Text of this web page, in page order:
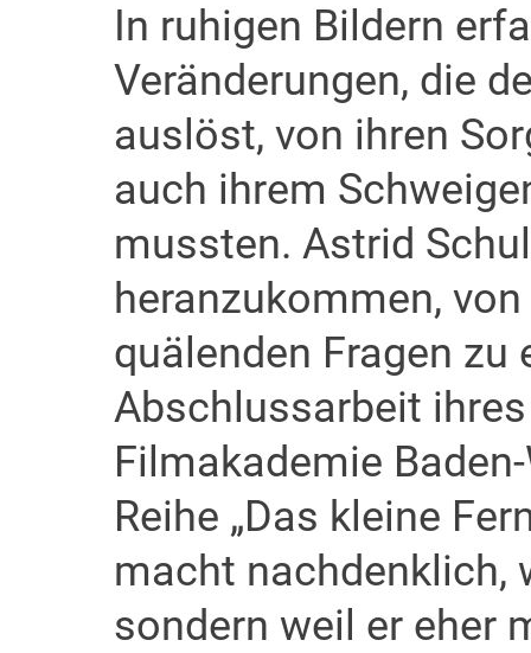
In ruhigen Bildern
Veränderungen, die
auslöst, von ihren
auch ihrem
mussten. Astrid
heranzukommen,
quälenden Fragen
Abschlussarbeit
Filmakademie
Reihe „Das kleine
macht nachdenklich,
sondern weil er eher